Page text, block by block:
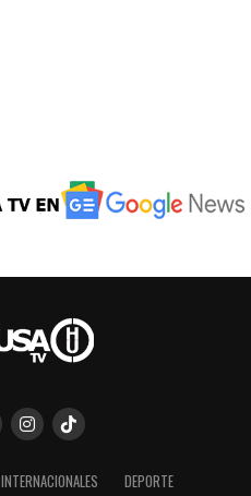
INTERNACIONALES DEPORTE